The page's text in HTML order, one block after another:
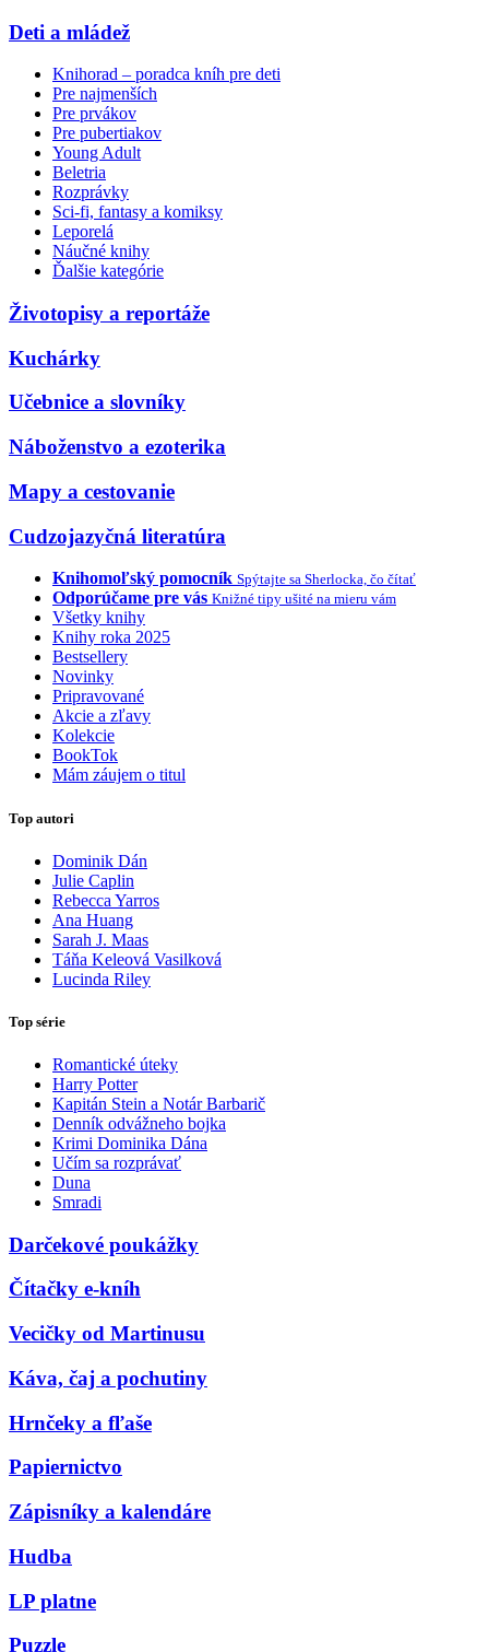
Deti a mládež
Knihorad – poradca kníh pre deti
Pre najmenších
Pre prvákov
Pre pubertiakov
Young Adult
Beletria
Rozprávky
Sci-fi, fantasy a komiksy
Leporelá
Náučné knihy
Ďalšie kategórie
Životopisy a reportáže
Kuchárky
Učebnice a slovníky
Náboženstvo a ezoterika
Mapy a cestovanie
Cudzojazyčná literatúra
Knihomoľský pomocník Spýtajte sa Sherlocka, čo čítať
Odporúčame pre vás Knižné tipy ušité na mieru vám
Všetky knihy
Knihy roka 2025
Bestsellery
Novinky
Pripravované
Akcie a zľavy
Kolekcie
BookTok
Mám záujem o titul
Top autori
Dominik Dán
Julie Caplin
Rebecca Yarros
Ana Huang
Sarah J. Maas
Táňa Keleová Vasilková
Lucinda Riley
Top série
Romantické úteky
Harry Potter
Kapitán Stein a Notár Barbarič
Denník odvážneho bojka
Krimi Dominika Dána
Učím sa rozprávať
Duna
Smradi
Darčekové poukážky
Čítačky e-kníh
Vecičky od Martinusu
Káva, čaj a pochutiny
Hrnčeky a fľaše
Papiernictvo
Zápisníky a kalendáre
Hudba
LP platne
Puzzle